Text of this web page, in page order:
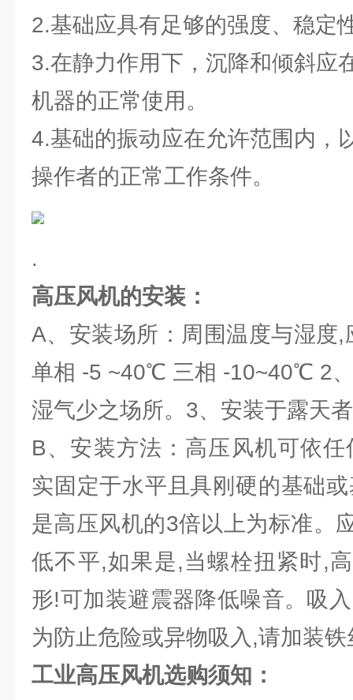
2.基础应具有足够的强度、稳定
3.在静力作用下，沉降和倾斜应
机器的正常使用。
4.基础的振动应在允许范围内，
操作者的正常工作条件。
.
高压风机的安装：
A、安装场所：周围温度与湿度
单相 -5 ~40℃ 三相 -10~40℃ 2
湿气少之场所。3、安装于露天
B、安装方法：高压风机可依
实固定于水平且具刚硬的基础
是高压风机的3倍以上为标准。
低不平,如果是,当螺栓扭紧时,
形!可加装避震器降低噪音。吸
为防止危险或异物吸入,请加装
工业高压风机选购须知：